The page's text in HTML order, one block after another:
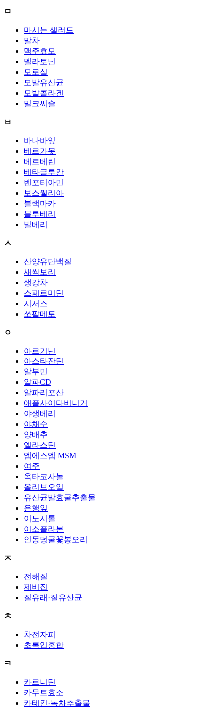
ㅁ
마시는 샐러드
말차
맥주효모
멜라토닌
모로실
모발유산균
모발콜라겐
밀크씨슬
ㅂ
바나바잎
베르가못
베르베린
베타글루칸
벤포티아민
보스웰리아
블랙마카
블루베리
빌베리
ㅅ
산양유단백질
새싹보리
생강차
스페르미딘
시서스
쏘팔메토
ㅇ
아르기닌
아스타잔틴
알부민
알파CD
알파리포산
애플사이다비니거
야생베리
야채수
양배추
엘라스틴
엠에스엠 MSM
여주
옥타코사놀
올리브오일
유산균발효굴추출물
은행잎
이노시톨
이소플라본
인동덩굴꽃봉오리
ㅈ
전해질
제비집
질유래·질유산균
ㅊ
차전자피
초록입홍합
ㅋ
카르니틴
카무트효소
카테킨·녹차추출물